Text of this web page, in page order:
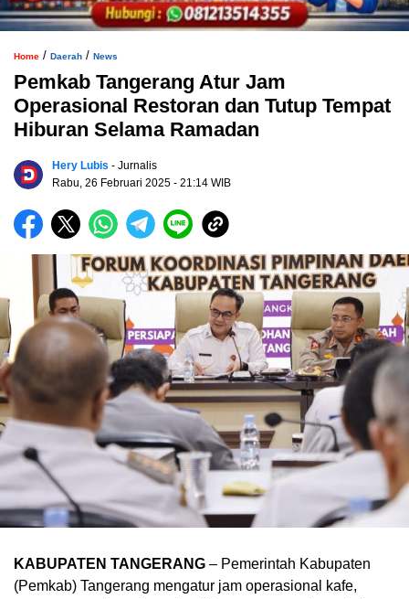
Home / Daerah / News
Pemkab Tangerang Atur Jam
Operasional Restoran dan Tutup Tempat
Hiburan Selama Ramadan
Hery Lubis - Jurnalis
Rabu, 26 Februari 2025 - 21:14 WIB
KABUPATEN TANGERANG – Pemerintah Kabupaten
(Pemkab) Tangerang mengatur jam operasional kafe,